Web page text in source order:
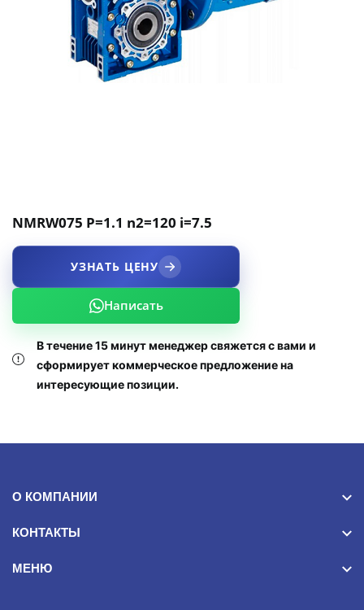
NMRW075 P=1.1 n2=120 i=7.5
УЗНАТЬ ЦЕНУ
Написать
В течение 15 минут менеджер свяжется с вами и
сформирует коммерческое предложение на
интересующие позиции.
О КОМПАНИИ
КОНТАКТЫ
МЕНЮ